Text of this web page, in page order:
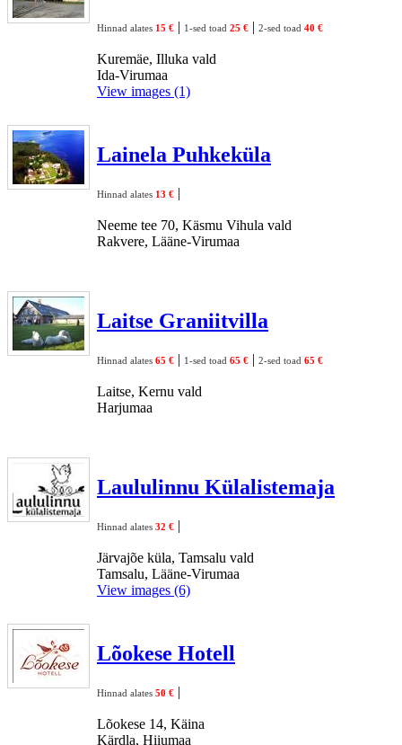
Hinnad alates 15 € | 1-sed toad 25 € | 2-sed toad 40 €
Kuremäe, Illuka vald
Ida-Virumaa
View images (1)
Lainela Puhkeküla
Hinnad alates 13 € |
Neeme tee 70, Käsmu Vihula vald
Rakvere, Lääne-Virumaa
Laitse Graniitvilla
Hinnad alates 65 € | 1-sed toad 65 € | 2-sed toad 65 €
Laitse, Kernu vald
Harjumaa
Laululinnu Külalistemaja
Hinnad alates 32 € |
Järvajõe küla, Tamsalu vald
Tamsalu, Lääne-Virumaa
View images (6)
Lõokese Hotell
Hinnad alates 50 € |
Lõokese 14, Käina
Kärdla, Hiiumaa